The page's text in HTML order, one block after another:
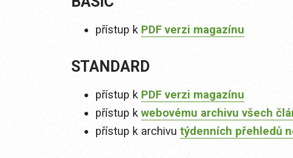
přístup k PDF verzi magazínu
STANDARD
přístup k PDF verzi magazínu
přístup k webovému archivu všech
přístup k archivu týdenních přehledů